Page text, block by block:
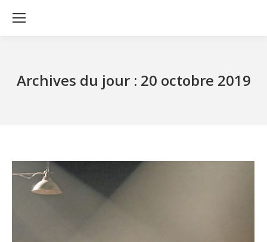
Archives du jour : 20 octobre 2019